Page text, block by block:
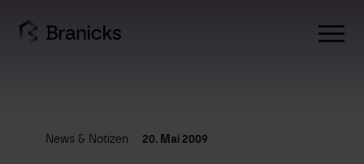
content
News & Notizen 20. Mai 2009